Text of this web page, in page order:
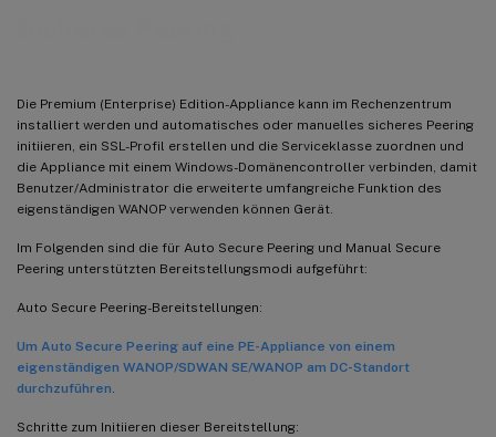
Die Premium (Enterprise) Edition-Appliance kann im Rechenzentrum
installiert werden und automatisches oder manuelles sicheres Peering
initiieren, ein SSL-Profil erstellen und die Serviceklasse zuordnen und
die Appliance mit einem Windows-Domänencontroller verbinden, damit
Benutzer/Administrator die erweiterte umfangreiche Funktion des
eigenständigen WANOP verwenden können Gerät.
Im Folgenden sind die für Auto Secure Peering und Manual Secure
Peering unterstützten Bereitstellungsmodi aufgeführt:
Auto Secure Peering-Bereitstellungen:
Um Auto Secure Peering auf eine PE-Appliance von einem
eigenständigen WANOP/SDWAN SE/WANOP am DC-Standort
durchzuführen
Schritte zum Initiieren dieser Bereitstellung: